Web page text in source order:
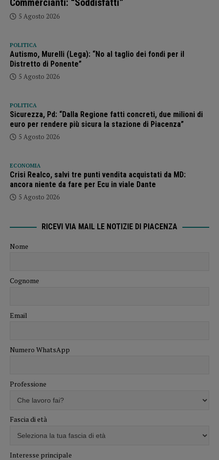
Commercianti: “Soddisfatti”
5 Agosto 2026
POLITICA
Autismo, Murelli (Lega): “No al taglio dei fondi per il
Distretto di Ponente”
5 Agosto 2026
POLITICA
Sicurezza, Pd: “Dalla Regione fatti concreti, due milioni di
euro per rendere più sicura la stazione di Piacenza”
5 Agosto 2026
ECONOMIA
Crisi Realco, salvi tre punti vendita acquistati da MD:
ancora niente da fare per Ecu in viale Dante
5 Agosto 2026
RICEVI VIA MAIL LE NOTIZIE DI PIACENZA
Nome
Cognome
Email
Numero WhatsApp
Professione
Fascia di età
Interesse principale